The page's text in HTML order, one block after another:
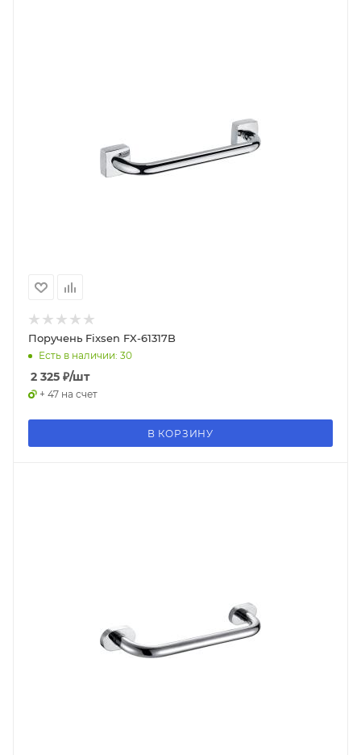
Поручень Fixsen FX-61317B
Есть в наличии: 30
2 325 ₽/шт
+ 47 на счет
В КОРЗИНУ